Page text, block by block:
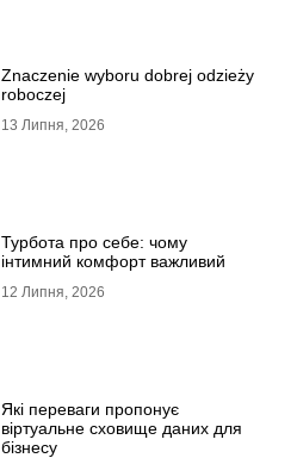
Znaczenie wyboru dobrej odzieży
roboczej
13 Липня, 2026
Турбота про себе: чому
інтимний комфорт важливий
12 Липня, 2026
Які переваги пропонує
віртуальне сховище даних для
бізнесу